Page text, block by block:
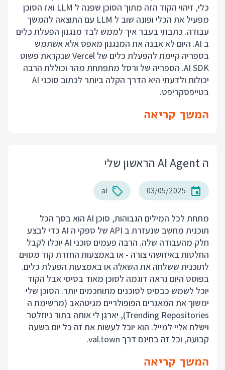
כלי, זיהוי הקוד הזה מתוך הסוכן שפנה ל LLM ואז הסוכן
מפעיל את הכלי ופונה שוב ל LLM עם התוצאה להמשך
עבודה. כתבתי בעבר איך לממש לבד מנגנון הפעלת כלים
ב AI
. היום לא אבנה את המנגנון מאפס אלא אשתמש
בספריה קיימת להפעלת כלים של Vercel שנקראת פשוט
AI SDK. הספריה של ורסל מתפתחת מהר וכוללת הרבה
יכולות ולדעתי היא הדרך הקלה ביותר לכתוב סוכני AI
בטייפסקריפט.
המשך קריאה
ה AI Agent הראשון שלי
03/05/2025
ai
מתחת לכל המילים הגבוהות, סוכן AI הוא בסך הכל
תוכנית מחשב שנעזרת ב API של ספקי ה AI כדי לבצע
חלק מהעבודה שלה. הרבה פעמים סוכני AI יוכלו לקבל
החלטות באיזושהי צורה - או באמצעות החזרת קוד מסוים
לתוכנית ששלחה את השאלה או באמצעות הפעלת כלים.
בפוסט היום נראה דוגמה לסוכן מאוד בסיסי אבל הקוד
יוכל לשמש כבסיס לסוכנים מתוחכמים יותר. הסוכן שלי
ימשוך את המאגרים הפופולריים מגיטהאב (מרשימת ה
Trending Repositories), יארגן לי אותה בתור ניוזלטר
וישלח אליי למייל. הוא יוכל לעשות את זה כל יום בשעה
קבועה, וכל זה בחינם דרך val.town.
המשך קריאה